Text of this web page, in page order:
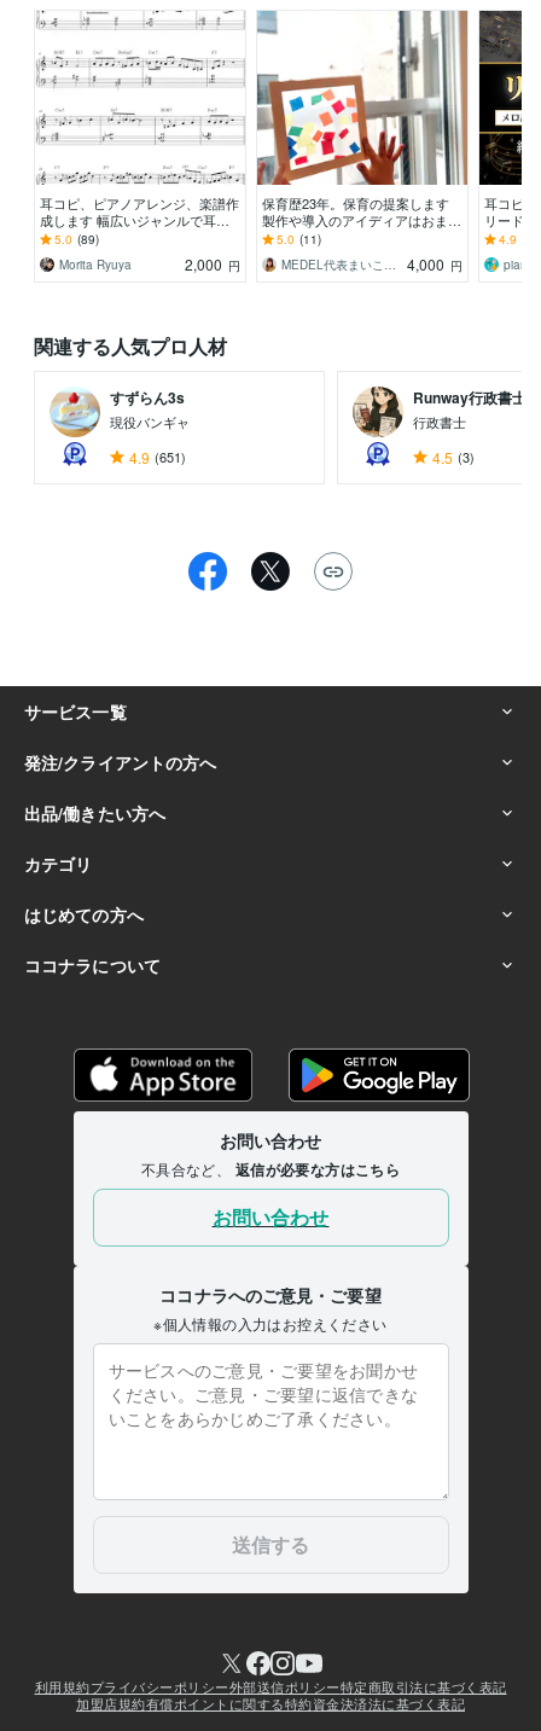
耳コピ、ピアノアレンジ、楽譜作
成します 幅広いジャンルで耳コ
ピ アレンジを対応します
5.0 (89)
Morita Ryuya
2,000 円
保育歴23年。保育の提案します
製作や導入のアイディアはおまか
せ！テーマの丸投げも歓迎です！
5.0 (11)
4,000 円
耳コピ
リード
きない
4.9
piano
関連する人気プロ人材
すずらん3s
現役バンギャ
4.9 (651)
Runway行政書士...
行政書士
4.5 (3)